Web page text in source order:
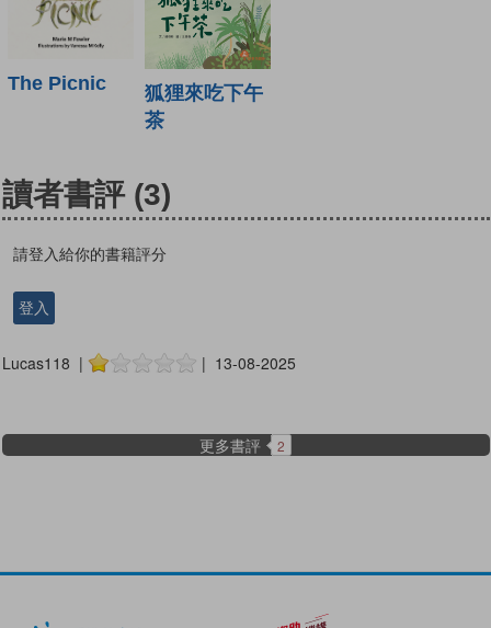
The Picnic
狐狸來吃下午
茶
讀者書評 (3)
請登入給你的書籍評分
登入
Lucas118 | | 13-08-2025
更多書評 2